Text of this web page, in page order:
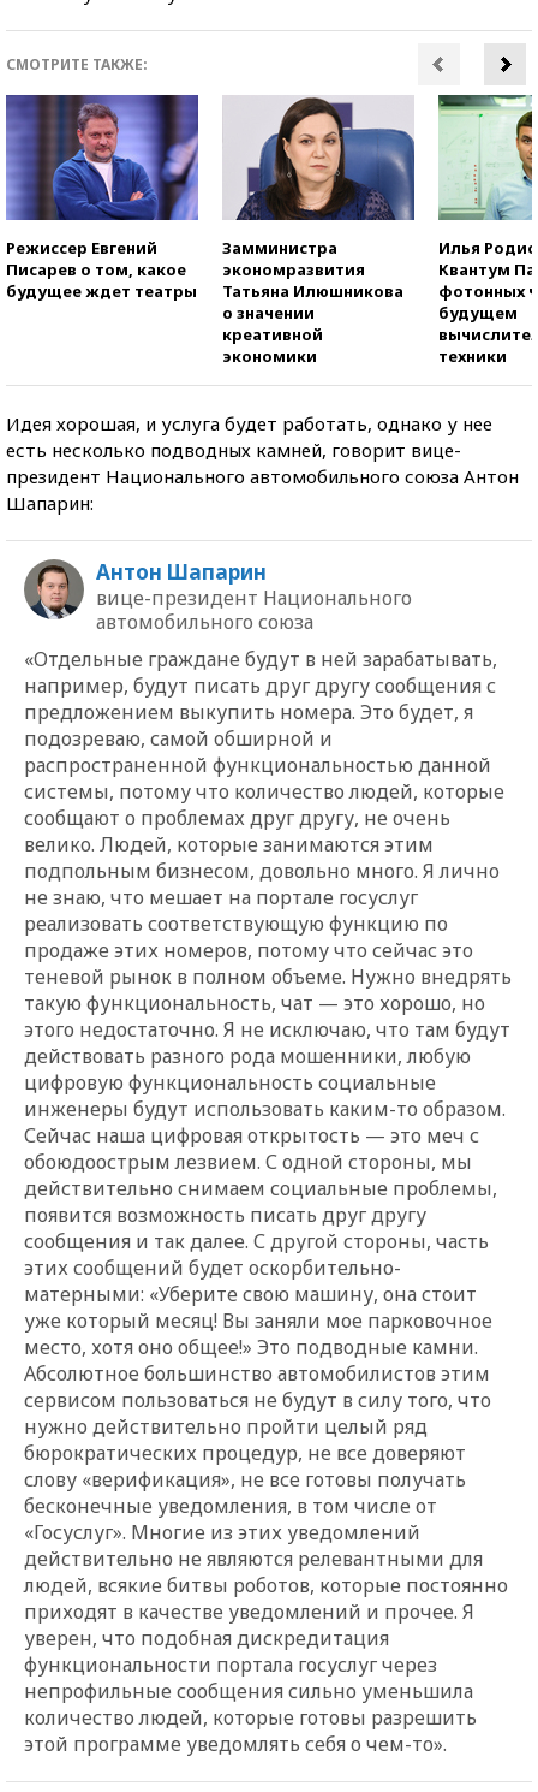
СМОТРИТЕ ТАКЖЕ:
Режиссер Евгений
Писарев о том, какое
будущее ждет театры
Замминистра
экономразвития
Татьяна Илюшникова
о значении
креативной
экономики
Илья
Квантум
фотонных
будущем
техники
Идея хорошая, и услуга будет работать, однако у нее
есть несколько подводных камней, говорит вице-
президент Национального автомобильного союза Антон
Шапарин:
Антон Шапарин
вице-президент Национального
автомобильного союза
«Отдельные граждане будут в ней зарабатывать,
например, будут писать друг другу сообщения с
предложением выкупить номера. Это будет, я
подозреваю, самой обширной и
распространенной функциональностью данной
системы, потому что количество людей, которые
сообщают о проблемах друг другу, не очень
велико. Людей, которые занимаются этим
подпольным бизнесом, довольно много. Я лично
не знаю, что мешает на портале госуслуг
реализовать соответствующую функцию по
продаже этих номеров, потому что сейчас это
теневой рынок в полном объеме. Нужно внедрять
такую функциональность, чат — это хорошо, но
этого недостаточно. Я не исключаю, что там будут
действовать разного рода мошенники, любую
цифровую функциональность социальные
инженеры будут использовать каким-то образом.
Сейчас наша цифровая открытость — это меч с
обоюдоострым лезвием. С одной стороны, мы
действительно снимаем социальные проблемы,
появится возможность писать друг другу
сообщения и так далее. С другой стороны, часть
этих сообщений будет оскорбительно-
матерными: «Уберите свою машину, она стоит
уже который месяц! Вы заняли мое парковочное
место, хотя оно общее!» Это подводные камни.
Абсолютное большинство автомобилистов этим
сервисом пользоваться не будут в силу того, что
нужно действительно пройти целый ряд
бюрократических процедур, не все доверяют
слову «верификация», не все готовы получать
бесконечные уведомления, в том числе от
«Госуслуг». Многие из этих уведомлений
действительно не являются релевантными для
людей, всякие битвы роботов, которые постоянно
приходят в качестве уведомлений и прочее. Я
уверен, что подобная дискредитация
функциональности портала госуслуг через
непрофильные сообщения сильно уменьшила
количество людей, которые готовы разрешить
этой программе уведомлять себя о чем-то».